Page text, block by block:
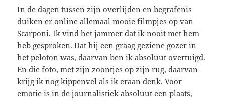
In de dagen tussen zijn overlijden en begrafenis
duiken er online allemaal mooie filmpjes op van
Scarponi. Ik vind het jammer dat ik nooit met hem
heb gesproken. Dat hij een graag geziene gozer in
het peloton was, daarvan ben ik absoluut overtuigd.
En die foto, met zijn zoontjes op zijn rug, daarvan
krijg ik nog kippenvel als ik eraan denk. Voor
emotie is in de journalistiek absoluut een plaats,